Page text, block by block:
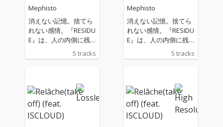
Mephisto
消えない記憶。捨てら
れない感情。『RESIDU
E』は、人の内側に残
り続ける"残留物"をテ
ーマにした作品。依存
たまま前へ進もうとす
る姿を記録した5曲入
りEP。
5 tracks
Mephisto
消えない記憶。捨てら
れない感情。『RESIDU
E』は、人の内側に残
り続ける"残留物"をテ
ーマにした作品。依存
たまま前へ進もうとす
る姿を記録した5曲入
りEP。
5 tracks